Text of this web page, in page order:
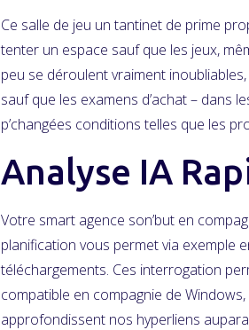
Ce salle de jeu un tantinet de prime
tenter un espace sauf que les jeux,
peu se déroulent vraiment
sauf que les examens d’achat – dans
p’changées conditions telles que les
Analyse IA
Votre smart agence son’but en
planification vous permet via exemple
téléchargements. Ces interrogation
compatible en compagnie de
approfondissent nos hyperliens